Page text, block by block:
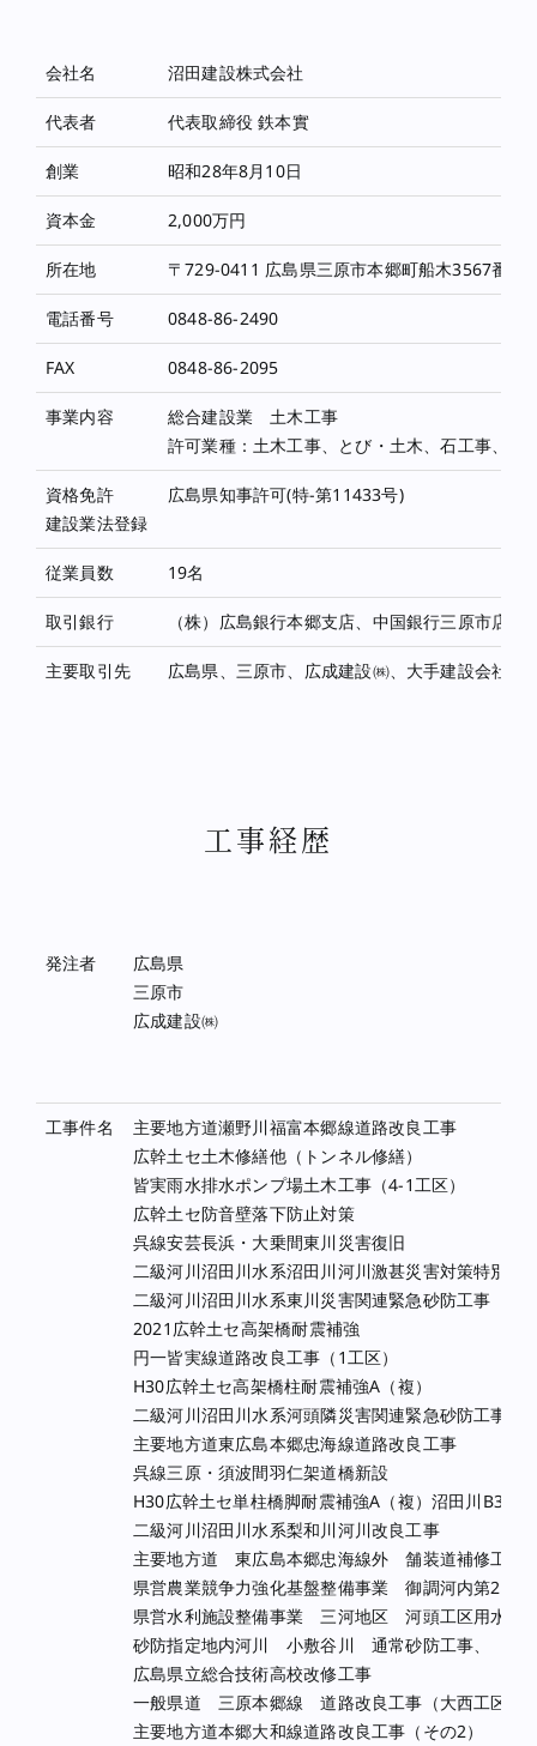
会社名 沼田建設株式会社
代表者 代表取締役 鉄本實
創業 昭和28年8月10日
資本金 2,000万円
所在地 〒729-0411 広島県三原市本郷町船木3567番地1
電話番号 0848-86-2490
FAX 0848-86-2095
事業内容
総合建設業 土木工事
許可業種：土木工事、とび・土木、石工事、
資格免許
建設業法登録
広島県知事許可(特-第11433号)
従業員数 19名
取引銀行 （株）広島銀行本郷支店、中国銀行三原市店
主要取引先 広島県、三原市、広成建設㈱、大手建設会社 他
工事経歴
発注者
広島県
三原市
広成建設㈱
工事件名
主要地方道瀬野川福富本郷線道路改良工事
広幹土セ土木修繕他（トンネル修繕）
皆実雨水排水ポンプ場土木工事（4-1工区）
広幹土セ防音壁落下防止対策
呉線安芸長浜・大乗間東川災害復旧
二級河川沼田川水系沼田川河川激甚災害対策特別緊
二級河川沼田川水系東川災害関連緊急砂防工事
2021広幹土セ高架橋耐震補強
円一皆実線道路改良工事（1工区）
H30広幹土セ高架橋柱耐震補強A（複）
二級河川沼田川水系河頭隣災害関連緊急砂防工事
主要地方道東広島本郷忠海線道路改良工事
呉線三原・須波間羽仁架道橋新設
H30広幹土セ単柱橋脚耐震補強A（複）沼田川
二級河川沼田川水系梨和川河川改良工事
主要地方道 東広島本郷忠海線外 舗装道補修工事
県営農業競争力強化基盤整備事業 御調河内第2地
県営水利施設整備事業 三河地区 河頭工区用水路2
砂防指定地内河川 小敷谷川 通常砂防工事、
広島県立総合技術高校改修工事
一般県道 三原本郷線 道路改良工事（大西工区）
主要地方道本郷大和線道路改良工事（その2）